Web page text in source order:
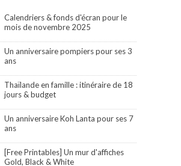
Calendriers & fonds d'écran pour le
mois de novembre 2025
Un anniversaire pompiers pour ses 3
ans
Thaïlande en famille : itinéraire de 18
jours & budget
Un anniversaire Koh Lanta pour ses 7
ans
[Free Printables] Un mur d'affiches
Gold, Black & White